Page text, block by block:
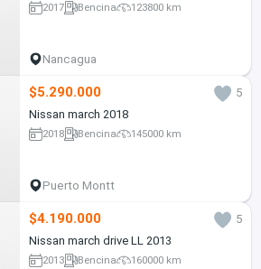
2017 Bencina 123800 km
Nancagua
$5.290.000
5
Nissan march 2018
2018 Bencina 145000 km
Puerto Montt
$4.190.000
5
Nissan march drive LL 2013
2013 Bencina 160000 km